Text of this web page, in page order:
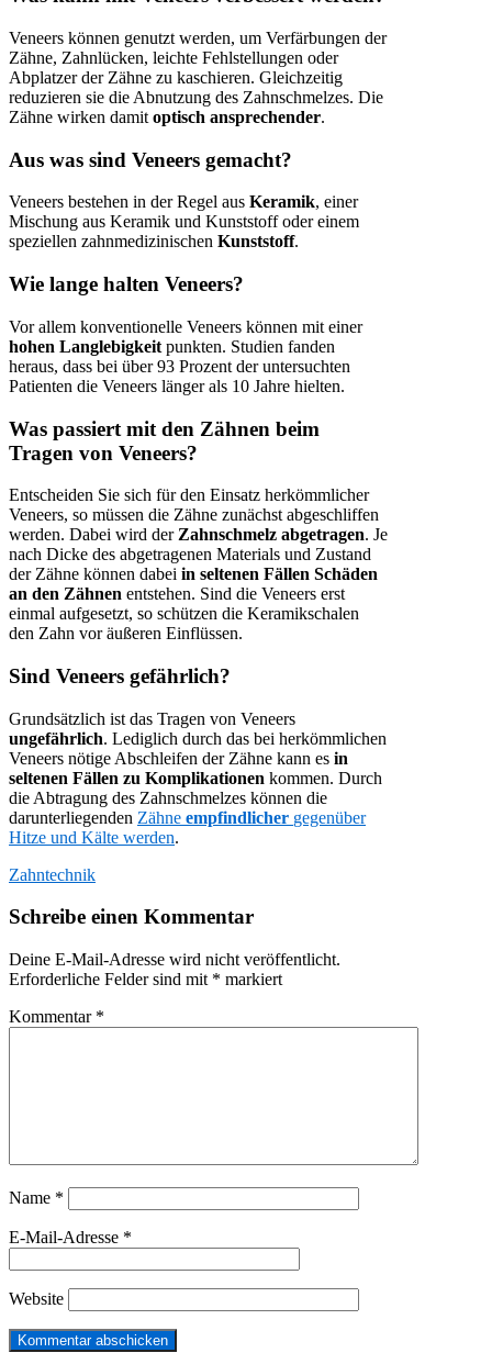
Veneers können genutzt werden, um Verfärbungen der
Zähne, Zahnlücken, leichte Fehlstellungen oder
Abplatzer der Zähne zu kaschieren. Gleichzeitig
reduzieren sie die Abnutzung des Zahnschmelzes. Die
Zähne wirken damit optisch ansprechender.
Aus was sind Veneers gemacht?
Veneers bestehen in der Regel aus Keramik, einer
Mischung aus Keramik und Kunststoff oder einem
speziellen zahnmedizinischen Kunststoff.
Wie lange halten Veneers?
Vor allem konventionelle Veneers können mit einer
hohen Langlebigkeit punkten. Studien fanden
heraus, dass bei über 93 Prozent der untersuchten
Patienten die Veneers länger als 10 Jahre hielten.
Was passiert mit den Zähnen beim
Tragen von Veneers?
Entscheiden Sie sich für den Einsatz herkömmlicher
Veneers, so müssen die Zähne zunächst abgeschliffen
werden. Dabei wird der Zahnschmelz abgetragen. Je
nach Dicke des abgetragenen Materials und Zustand
der Zähne können dabei in seltenen Fällen Schäden
an den Zähnen entstehen. Sind die Veneers erst
einmal aufgesetzt, so schützen die Keramikschalen
den Zahn vor äußeren Einflüssen.
Sind Veneers gefährlich?
Grundsätzlich ist das Tragen von Veneers
ungefährlich. Lediglich durch das bei herkömmlichen
Veneers nötige Abschleifen der Zähne kann es in
seltenen Fällen zu Komplikationen kommen. Durch
die Abtragung des Zahnschmelzes können die
darunterliegenden Zähne empfindlicher gegenüber
Hitze und Kälte werden.
Zahntechnik
Schreibe einen Kommentar
Deine E-Mail-Adresse wird nicht veröffentlicht.
Erforderliche Felder sind mit * markiert
Kommentar *
Name *
E-Mail-Adresse *
Website